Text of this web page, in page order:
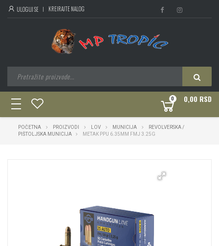
ULOGUJ SE KREIRAJTE NALOG
toggle
navigation
0 0,00 RSD
POČETNA PROIZVODI LOV MUNICIJA
REVOLVERSKA /
PIŠTOLJSKA MUNICIJA
METAK PPU 6.35MM FMJ 3.25G